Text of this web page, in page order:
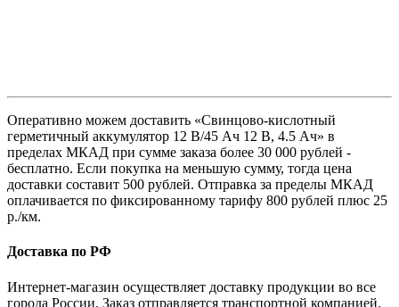
Оперативно можем доставить «Свинцово-кислотный
герметичный аккумулятор 12 В/45 Ач 12 В, 4.5 Ач» в
пределах МКАД при сумме заказа более 30 000 рублей -
бесплатно. Если покупка на меньшую сумму, тогда цена
доставки составит 500 рублей. Отправка за пределы МКАД
оплачивается по фиксированному тарифу 800 рублей плюс 25
р./км.
Доставка по РФ
Интернет-магазин осуществляет доставку продукции во все
города России. Заказ отправляется транспортной компанией.